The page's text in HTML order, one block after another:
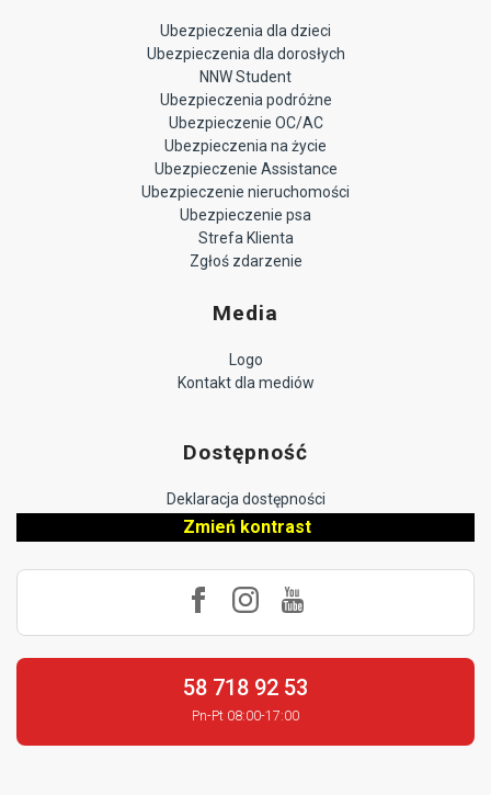
Ubezpieczenia dla dzieci
Ubezpieczenia dla dorosłych
NNW Student
Ubezpieczenia podróżne
Ubezpieczenie OC/AC
Ubezpieczenia na życie
Ubezpieczenie Assistance
Ubezpieczenie nieruchomości
Ubezpieczenie psa
Strefa Klienta
Zgłoś zdarzenie
Media
Logo
Kontakt dla mediów
Dostępność
Deklaracja dostępności
Zmień kontrast
58 718 92 53
Pn-Pt 08:00-17:00